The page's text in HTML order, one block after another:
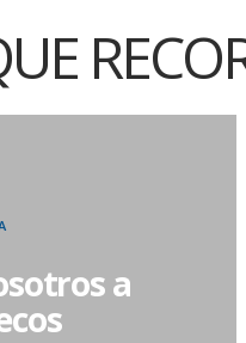
a